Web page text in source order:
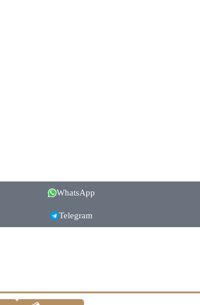
WhatsApp
Telegram